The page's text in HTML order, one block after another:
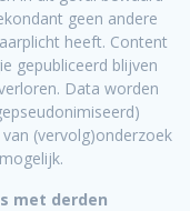
geen andere
heeft. Content
gepubliceerd blijven
Data worden
(vervolg)onderzoek
met derden